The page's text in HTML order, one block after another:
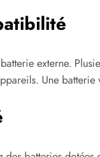
externe.
Une